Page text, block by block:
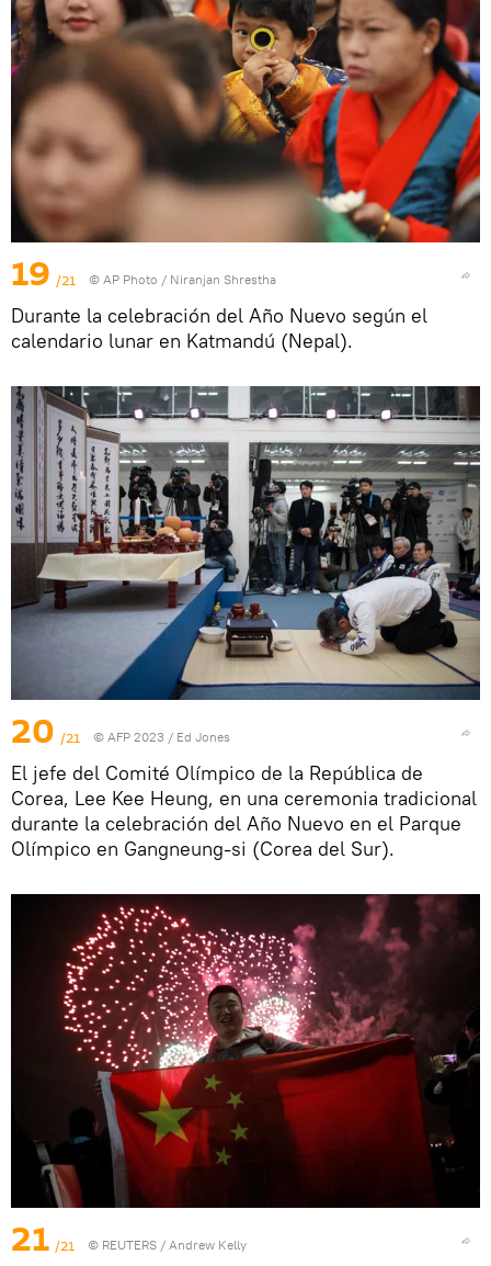
19 /21 © AP Photo / Niranjan Shrestha
Durante la celebración del Año Nuevo según el
calendario lunar en Katmandú (Nepal).
20 /21 © AFP 2023 / Ed Jones
El jefe del Comité Olímpico de la República de
Corea, Lee Kee Heung, en una ceremonia tradicional
durante la celebración del Año Nuevo en el Parque
Olímpico en Gangneung-si (Corea del Sur).
21 /21 © REUTERS / Andrew Kelly